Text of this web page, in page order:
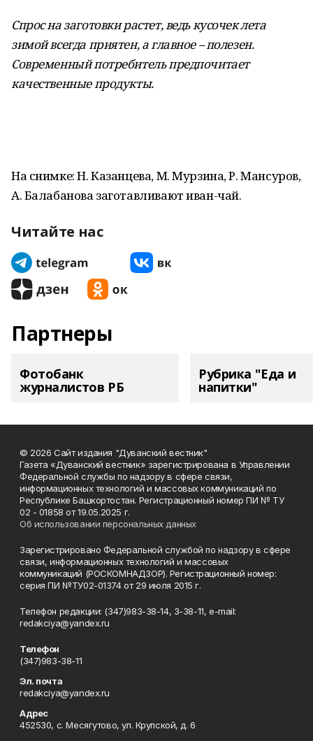
Спрос на заготовки растет, ведь кусочек лета
зимой всегда приятен, а главное – полезен.
Современный потребитель предпочитает
качественные продукты.
На снимке: Н. Казанцева, М. Мурзина, Р. Мансуров,
А. Балабанова заготавливают иван-чай.
Читайте нас
Партнеры
Фотобанк
журналистов РБ
Рубрика "Еда и
напитки"
© 2026 Сайт издания "Дуванский вестник"
Газета «Дуванский вестник» зарегистрирована в Управлении
Федеральной службы по надзору в сфере связи,
информационных технологий и массовых коммуникаций по
Республике Башкортостан. Регистрационный номер ПИ № ТУ
02 - 01858 от 19.05.2025 г.
Об использовании персональных данных
Зарегистрировано Федеральной службой по надзору в сфере
связи, информационных технологий и массовых
коммуникаций (РОСКОМНАДЗОР). Регистрационный номер:
серия ПИ №ТУ02-01374 от 29 июля 2015 г.
Телефон редакции: (347)983-38-14, 3-38-11, e-mail:
redakciya@yandex.ru
Телефон
(347)983-38-11
Эл. почта
redakciya@yandex.ru
Адрес
452530, с. Месягутово, ул. Крупской, д. 6